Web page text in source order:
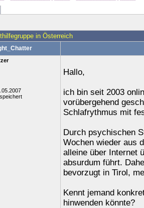
in Österreich
Hallo,
ich bin seit 2003
vorübergehend
Schlafrythmus mit
Durch psychischen
Wochen wieder aus
alleine über Internet
absurdum führt.
bevorzugt in Tirol,
Kennt jemand
hinwenden könnte?